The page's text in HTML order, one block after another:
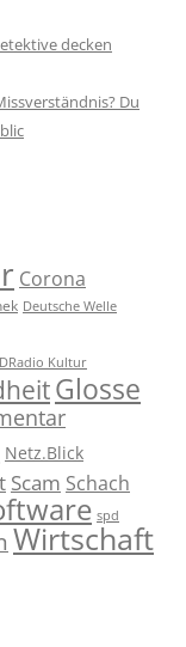
decken
Du
Corona
Deutsche Welle
DRadio Kultur
Glosse
Netz.Blick
Scam Schach
spd
Wirtschaft